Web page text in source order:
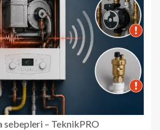
sebepleri – TeknikPRO